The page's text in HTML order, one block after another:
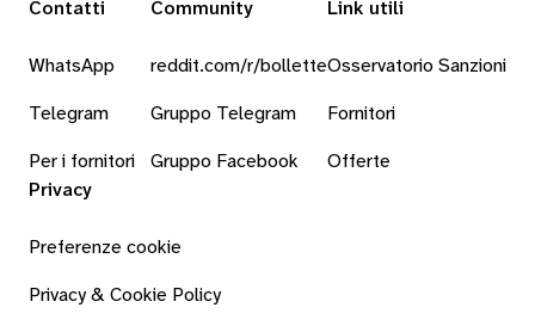
Contatti
WhatsApp
Telegram
Per i fornitori
Community
reddit.com/r/bollette
Gruppo Telegram
Gruppo Facebook
Link utili
Osservatorio Sanzioni
Fornitori
Offerte
Privacy
Preferenze cookie
Privacy & Cookie Policy